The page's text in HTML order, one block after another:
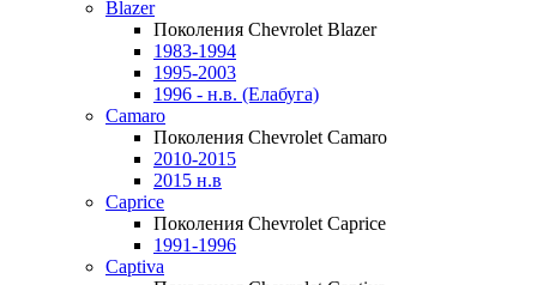
Blazer
Поколения Chevrolet Blazer
1983-1994
1995-2003
1996 - н.в. (Елабуга)
Camaro
Поколения Chevrolet Camaro
2010-2015
2015 н.в
Caprice
Поколения Chevrolet Caprice
1991-1996
Captiva